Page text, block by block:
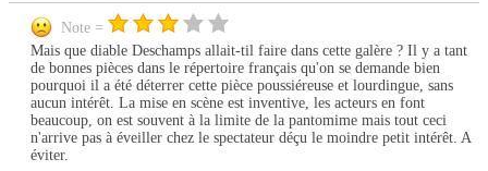
Note =
Mais que diable Deschamps allait-til faire dans cette galère ? Il y a tant
de bonnes pièces dans le répertoire français qu'on se demande bien
pourquoi il a été déterrer cette pièce poussiéreuse et lourdingue, sans
aucun intérêt. La mise en scène est inventive, les acteurs en font
beaucoup, on est souvent à la limite de la pantomime mais tout ceci
n'arrive pas à éveiller chez le spectateur déçu le moindre petit intérêt. A
éviter.